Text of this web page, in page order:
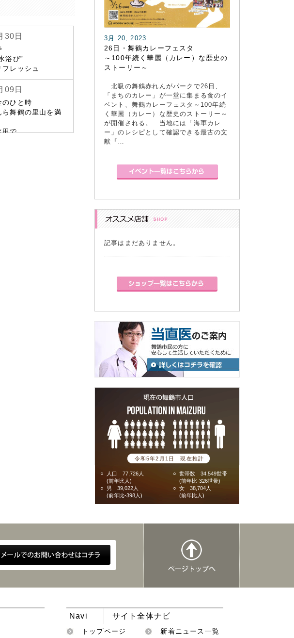
30日
浴び”
レッシュ
09日
ひと時
ら舞鶴の里山を満
田で
3月 20, 2023
26日・舞鶴カレーフェスタ
～100年続く華麗（カレー）な歴史の
ストーリー～
北吸の舞鶴赤れんがパークで26日、
「まちのカレー」が一堂に集まる食のイ
ベント、舞鶴カレーフェスタ～100年続
く華麗（カレー）な歴史のストーリー～
が開催される。 当地には「海軍カレ
ー」のレシピとして確認できる最古の文
献『…
記事はまだありません。
令和5年2月1日 現在推計
○
人口 77,726人
(前年比人)
○
男 39,022人
(前年比-398人)
○ 世帯数 34,549世帯
(前年比-326世帯)
○ 女 38,704人
(前年比人)
Navi サイト全体ナビ
トップページ 新着ニュース一覧